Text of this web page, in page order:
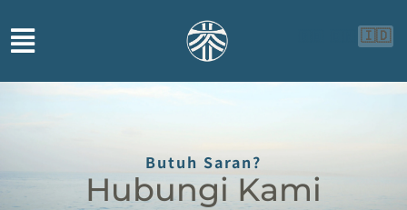
🇮🇩
Butuh Saran?
Hubungi Kami